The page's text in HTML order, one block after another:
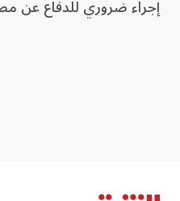
إجراء ضروري للدفاع عن